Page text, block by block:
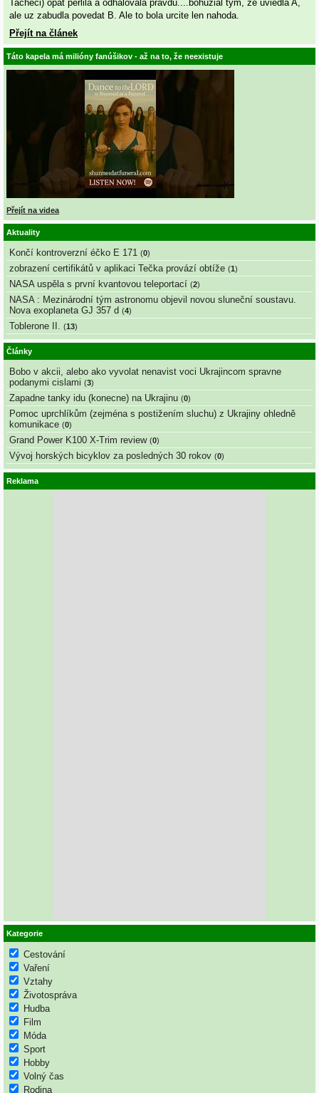
Tacheci) opat perlila a odhalovala pravdu....bohuzial tym, ze uviedla A,
ale uz zabudla povedat B. Ale to bola urcite len nahoda.
Přejít na článek
Táto kapela má milióny fanúšikov - až na to, že neexistuje
Přejít na videa
Aktuality
Končí kontroverzní éčko E 171 (0)
zobrazení certifikátů v aplikaci Tečka provází obtíže (1 )
NASA uspěla s první kvantovou teleportací (2)
NASA : Mezinárodní tým astronomu objevil novou sluneční soustavu.
Nova exoplaneta GJ 357 d (4)
Toblerone II. (13)
Články
Bobo v akcii, alebo ako vyvolat nenavist voci Ukrajincom spravne
podanymi cislami (3)
Zapadne tanky idu (konecne) na Ukrajinu (0)
Pomoc uprchlíkům (zejména s postižením sluchu) z Ukrajiny ohledně
komunikace (0)
Grand Power K100 X-Trim review (0)
Vývoj horských bicyklov za posledných 30 rokov (0)
Reklama
Kategorie
Cestování
Vaření
Vztahy
Životospráva
Hudba
Film
Móda
Sport
Hobby
Volný čas
Rodina